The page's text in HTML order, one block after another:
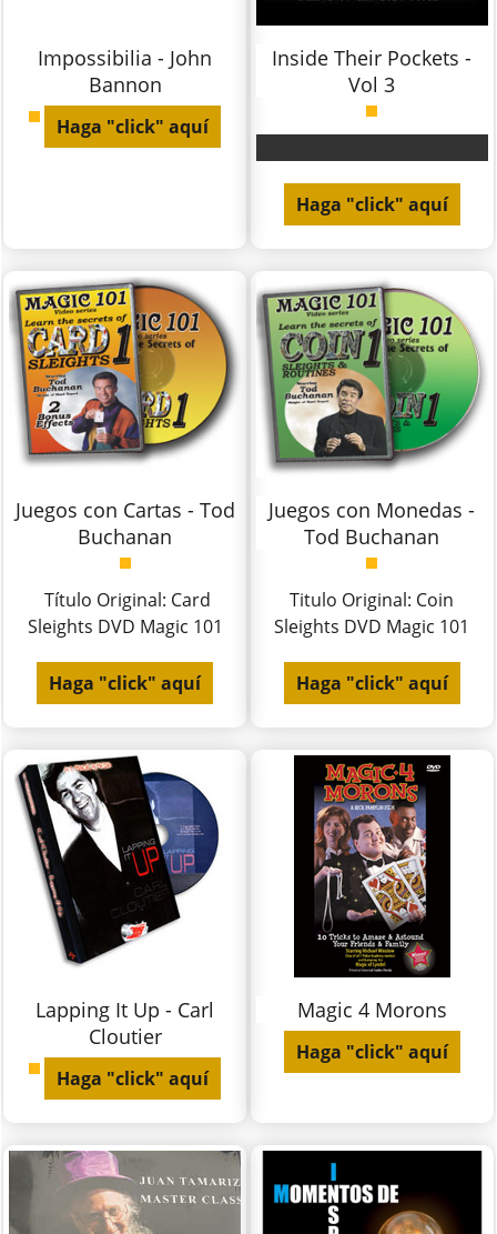
Impossibilia - John
Bannon
Haga "click" aquí
Inside Their Pockets -
Vol 3
Haga "click" aquí
Juegos con Cartas - Tod
Buchanan
Título Original: Card
Sleights DVD Magic 101
Haga "click" aquí
Juegos con Monedas -
Tod Buchanan
Titulo Original: Coin
Sleights DVD Magic 101
Haga "click" aquí
Lapping It Up - Carl
Cloutier
Haga "click" aquí
Magic 4 Morons
Haga "click" aquí